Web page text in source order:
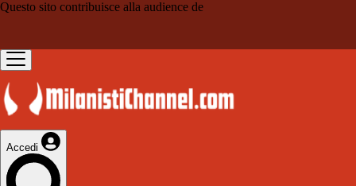
Questo sito contribuisce alla audience de
Accedi